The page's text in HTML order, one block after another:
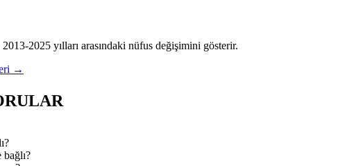
2013-2025 yılları arasındaki nüfus değişimini gösterir.
→